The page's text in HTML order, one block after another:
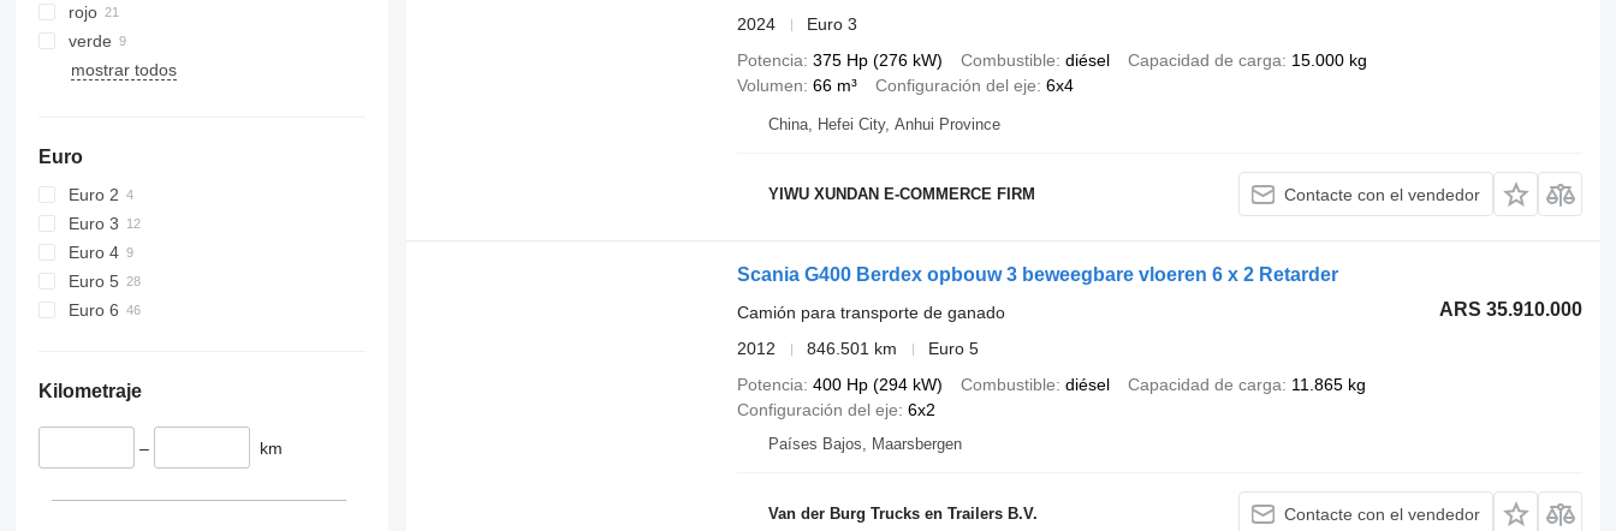
rojo
verde
mostrar todos
Euro
Euro 2
Euro 3
Euro 4
Euro 5
Euro 6
Kilometraje
– km
2024
Euro 3
Potencia 375 Hp (276 kW) Combustible diésel Capacidad de carga 15.000 kg
Volumen 66 m³ Configuración del eje 6x4
China, Hefei City, Anhui Province
YIWU XUNDAN E-COMMERCE FIRM Contacte con el vendedor
Scania G400 Berdex opbouw 3 beweegbare vloeren 6 x 2 Retarder
ARS 35.910.000
Camión para transporte de ganado
2012
846.501 km
Euro 5
Potencia 400 Hp (294 kW) Combustible diésel Capacidad de carga 11.865 kg
Configuración del eje 6x2
Países Bajos, Maarsbergen
Van der Burg Trucks en Trailers B.V. Contacte con el vendedor